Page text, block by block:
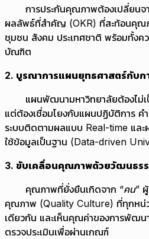
การประกันคุณภาพต้องเปลี่ยนจา
ผลลัพธ์ที่สำคัญ (OKR) ที่สะท้อนคุณ
ชุมชน สังคม ประเทศชาติ พร้อมทั้งค
บัณฑิต
2. บูรณาการแผนยุทธศาสตร์กับก
แผนพัฒนามหาวิทยาลัยต้องไม่เป็
แต่ต้องเชื่อมโยงกับแผนปฏิบัติการ ค
ระบบติดตามผลแบบ Real-time แล
ใช้ข้อมูลเป็นฐาน (Data-driven
3. ขับเคลื่อนคุณภาพด้วยวัฒนธร
คุณภาพที่ยั่งยืนเกิดจาก “คน”
คุณภาพ (Quality Culture) ที่ทุกหน่ว
เดียวกัน และเห็นคุณค่าของการพัฒน
ตรวจประเมินเพื่อผ่านเกณฑ์